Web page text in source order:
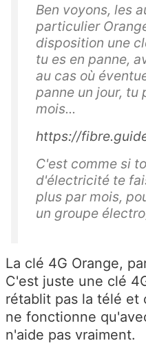
Ben voyons, les
particulier
disposition une
tu es en panne,
au cas où
panne un jour, tu
mois...
https://
C'est comme si
d'électricité te
plus par mois,
un groupe
La clé 4G Orange,
C'est juste une clé
rétablit pas la télé et
ne fonctionne
n'aide pas vraiment.